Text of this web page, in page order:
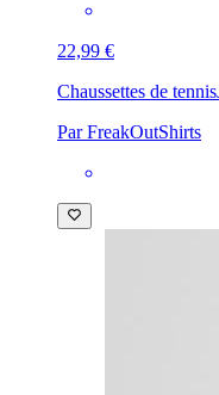
22,99 €
Chaussettes de tennis
Par FreakOutShirts